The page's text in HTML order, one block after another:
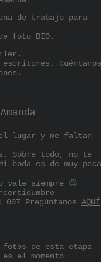
de trabajo para
foto BIO.
Cuéntanos
lugar y me faltan
Sobre todo, no te
es de muy poca
vale siempre 😉
Pregúntanos AQUÍ
fotos de esta etapa
el momento